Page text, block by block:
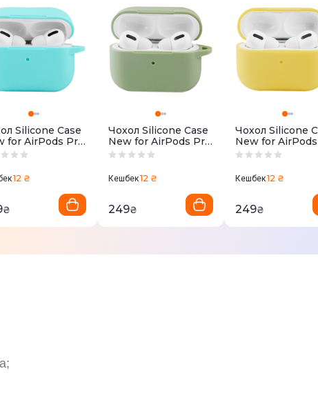
Silicone Case
for AirPods Pro
12 ₴
₴
Чохол Silicone Case
New for AirPods Pro
2 (Mint)
Кешбек12 ₴
249₴
Чохол Silicone
New for
2 (Yellow)
Кешбек12 ₴
249₴